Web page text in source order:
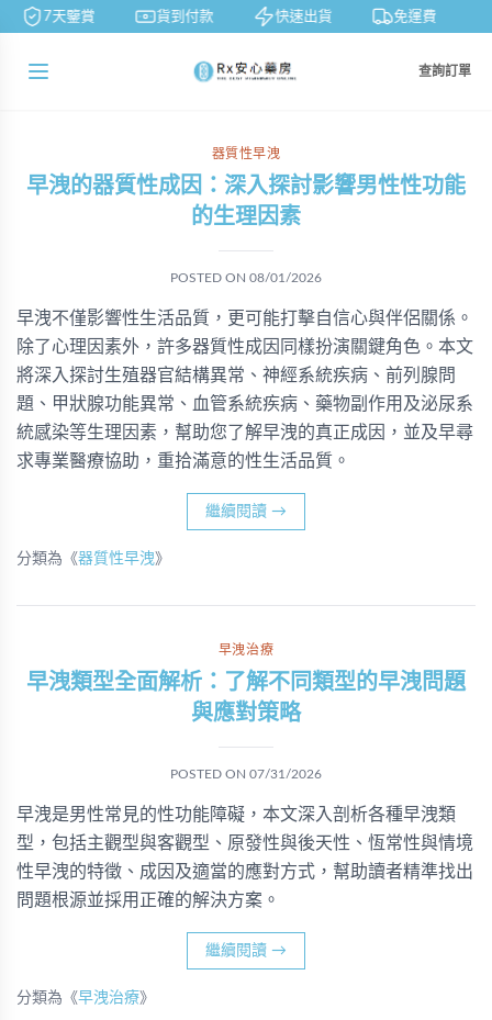
7天鑒賞 貨到付款 快速出貨 免運費
查詢訂單
器質性早洩
早洩的器質性成因：深入探討影響男性性功能
的生理因素
POSTED ON 08/01/2026
早洩不僅影響性生活品質，更可能打擊自信心與伴侶關係。
除了心理因素外，許多器質性成因同樣扮演關鍵角色。本文
將深入探討生殖器官結構異常、神經系統疾病、前列腺問
題、甲狀腺功能異常、血管系統疾病、藥物副作用及泌尿系
統感染等生理因素，幫助您了解早洩的真正成因，並及早尋
求專業醫療協助，重拾滿意的性生活品質。
繼續閱讀 →
分類為《器質性早洩》
早洩治療
早洩類型全面解析：了解不同類型的早洩問題
與應對策略
POSTED ON 07/31/2026
早洩是男性常見的性功能障礙，本文深入剖析各種早洩類
型，包括主觀型與客觀型、原發性與後天性、恆常性與情境
性早洩的特徵、成因及適當的應對方式，幫助讀者精準找出
問題根源並採用正確的解決方案。
繼續閱讀 →
分類為《早洩治療》